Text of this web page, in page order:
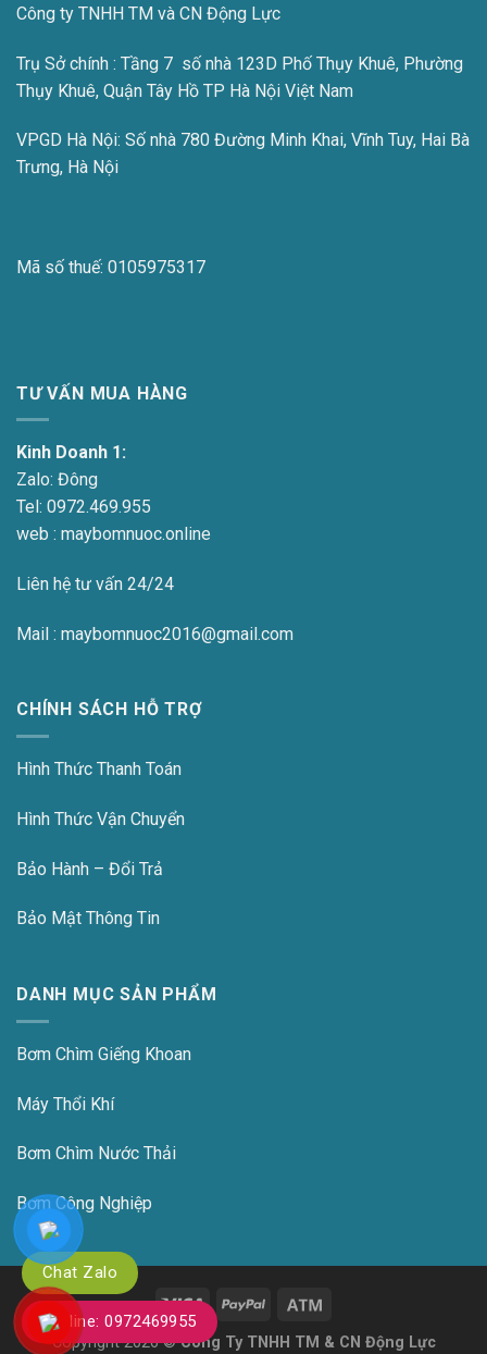
Chat Zalo
Hotline: 0972469955
Công ty TNHH TM và CN Động Lực
Trụ Sở chính : Tầng 7 số nhà 123D Phố Thụy Khuê, Phường
Thụy Khuê, Quận Tây Hồ TP Hà Nội Việt Nam
VPGD Hà Nội: Số nhà 780 Đường Minh Khai, Vĩnh Tuy, Hai Bà
Trưng, Hà Nội
Mã số thuế: 0105975317
TƯ VẤN MUA HÀNG
Kinh Doanh 1:
Zalo: Đông
Tel: 0972.469.955
web : maybomnuoc.online
Liên hệ tư vấn 24/24
Mail : maybomnuoc2016@gmail.com
CHÍNH SÁCH HỖ TRỢ
Hình Thức Thanh Toán
Hình Thức Vận Chuyển
Bảo Hành – Đổi Trả
Bảo Mật Thông Tin
DANH MỤC SẢN PHẨM
Bơm Chìm Giếng Khoan
Máy Thổi Khí
Bơm Chìm Nước Thải
Bơm Công Nghiệp
Copyright 2026 ©Công Ty TNHH TM & CN Động Lực